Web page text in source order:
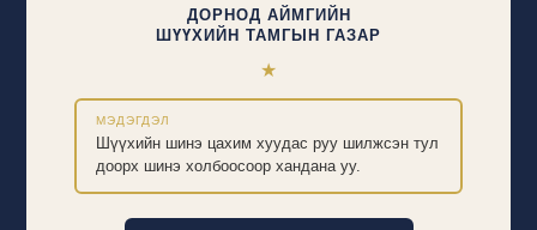
ДОРНОД АЙМГИЙН
ШҮҮХИЙН ТАМГЫН ГАЗАР
★
МЭДЭГДЭЛ
Шүүхийн шинэ цахим хуудас руу шилжсэн тул
доорх шинэ холбоосоор хандана уу.